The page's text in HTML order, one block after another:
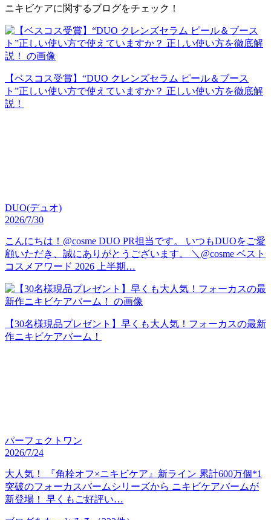
ニキビケアに関するブログをチェック！
【ベスコス受賞】“DUO クレンズセラム ピール＆ブース
ト”正しい使い方で使えていますか？ 正しい使い方を徹底解
説！
DUO(デュオ)
2026/7/30
こんにちは！@cosme DUO PR担当です。 いつもDUOをご愛
顧いただき、誠にありがとうございます。 ＼@cosme ベスト
コスメアワード 2026 上半期…
【30名様現品プレゼント】早くも大人気！フォーカスの最新
作ニキビケアバーム！
パーフェクトワン
2026/7/24
大人気！ 『角栓オフ×ニキビケア』新ライン 累計600万個*1
突破のフォーカスバームシリーズから ニキビケアバームが
新登場！ 早くもご好評い…